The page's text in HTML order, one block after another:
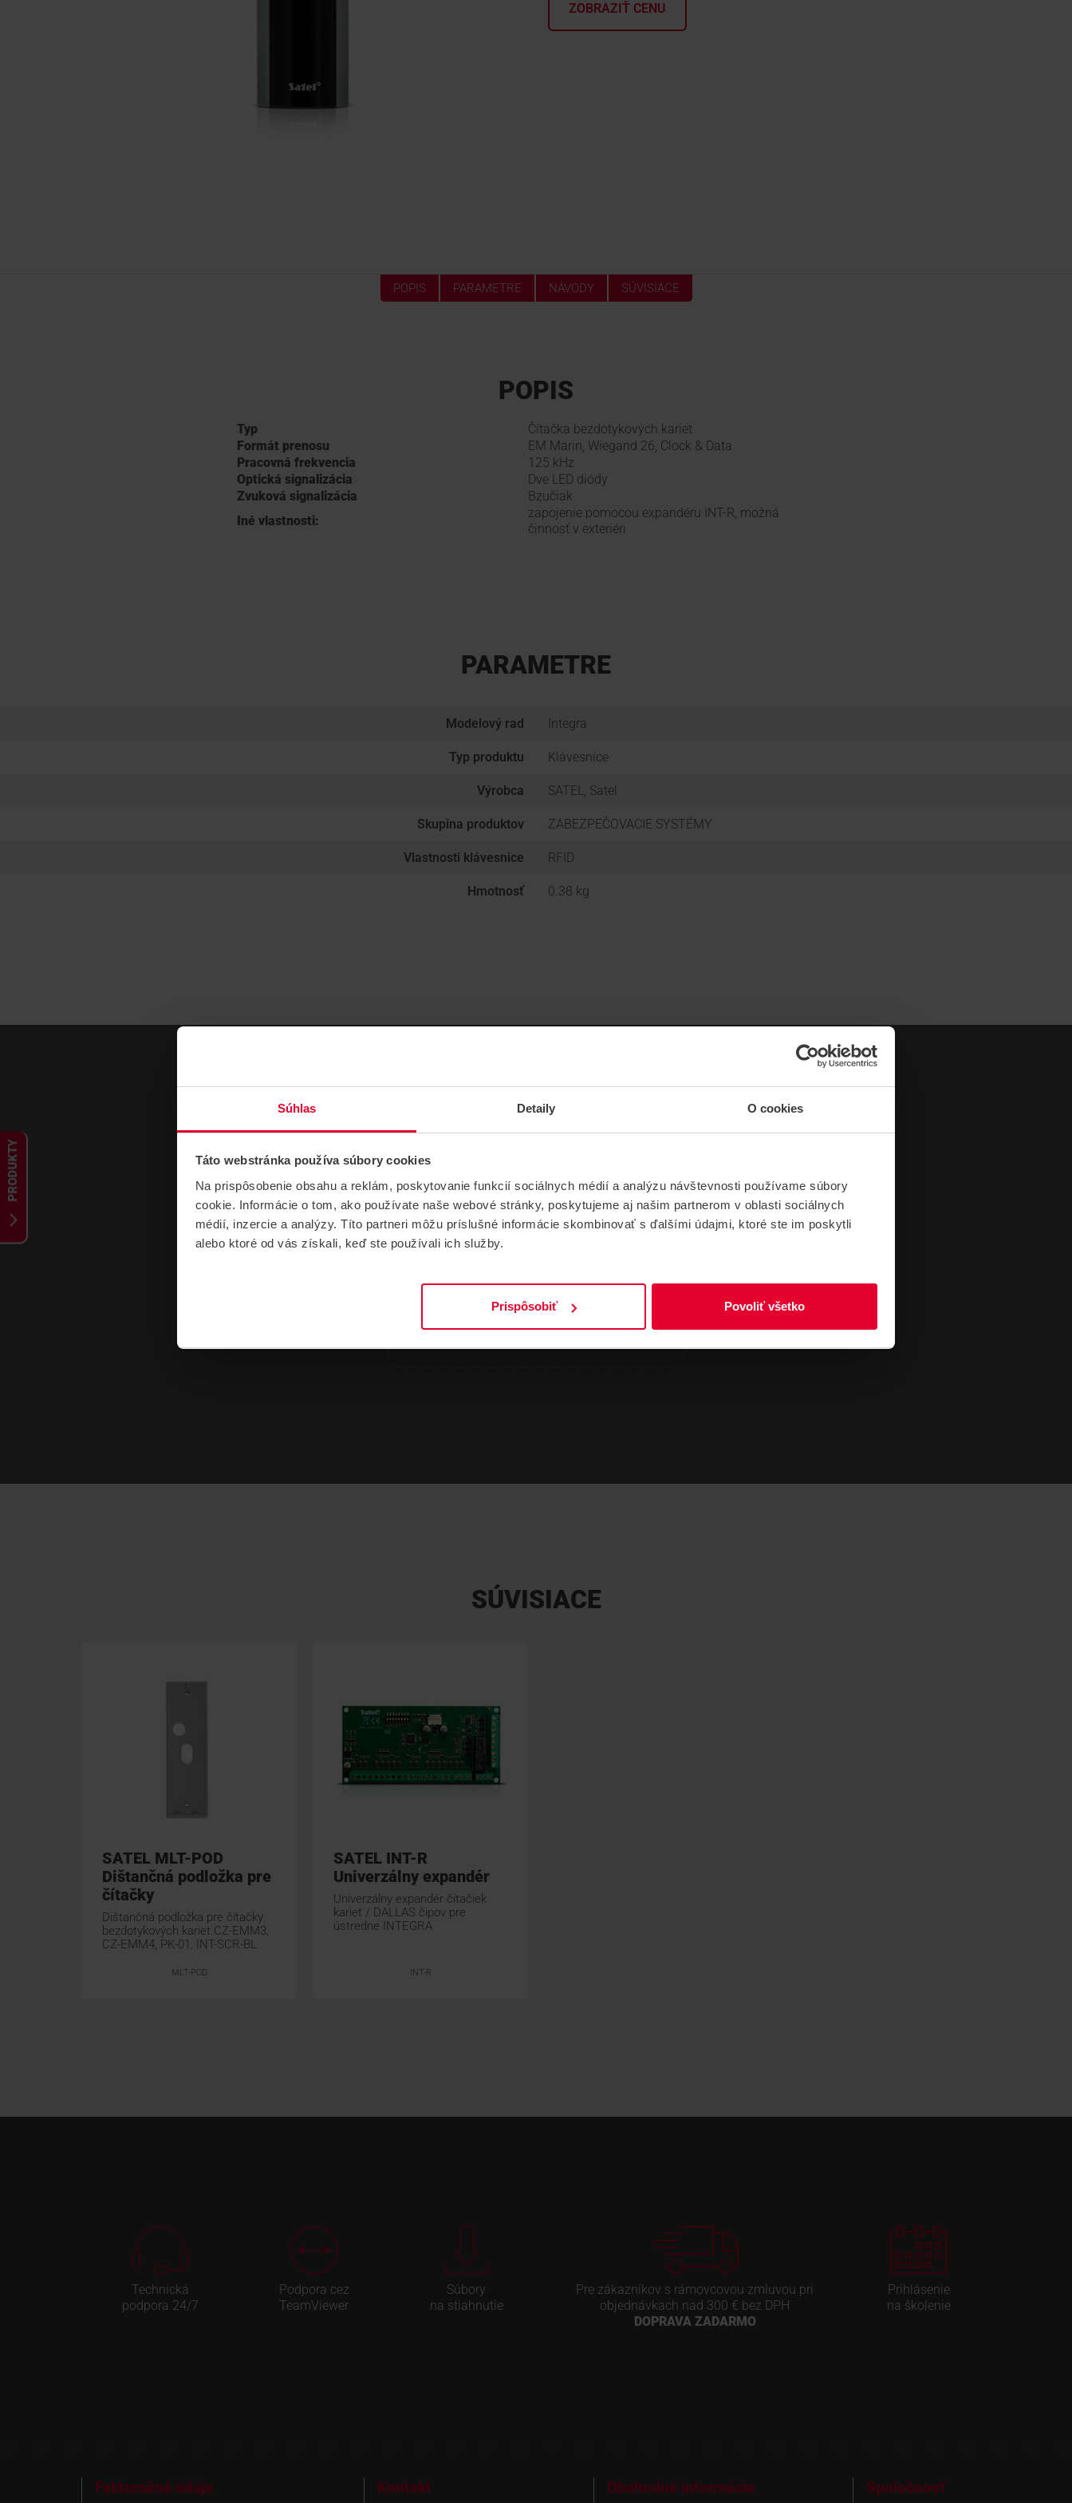
Súhlas Detaily O cookies
Táto webstránka používa súbory cookies
Na prispôsobenie obsahu a reklám, poskytovanie funkcií sociálnych médií a analýzu návštevnosti používame súbory
cookie. Informácie o tom, ako používate naše webové stránky, poskytujeme aj našim partnerom v oblasti sociálnych
médií, inzercie a analýzy. Títo partneri môžu príslušné informácie skombinovať s ďalšími údajmi, ktoré ste im poskytli
alebo ktoré od vás získali, keď ste používali ich služby.
Prispôsobiť Povoliť všetko
PRODUKTY
ZOBRAZIŤ CENU
POPIS PARAMETRE NÁVODY SÚVISIACE
POPIS
Typ
Čítačka bezdotykových kariet
Formát prenosu
EM Marin, Wiegand 26, Clock & Data
Pracovná frekvencia
125 kHz
Optická signalizácia
Dve LED diódy
Zvuková signalizácia
Bzučiak
Iné vlastnosti:
zapojenie pomocou expandéru INT-R, možná
činnosť v exteriéri
PARAMETRE
Modelový rad Integra
Typ produktu Klávesnice
Výrobca SATEL, Satel
Skupina produktov ZABEZPEČOVACIE SYSTÉMY
Vlastnosti klávesnice RFID
Hmotnosť 0.38 kg
NÁVODY A PODPORA
SATEL CZ-EMM3 Čítačka bezdotykových k
ariet a príveskov Produktový list
SÚVISIACE
SATEL MLT-POD
Dištančná podložka pre
čítačky
Dištančná podložka pre čítačky
bezdotykových kariet CZ-EMM3,
CZ-EMM4, PK-01, INT-SCR-BL
MLT-POD
SATEL INT-R
Univerzálny expandér
Univerzálny expandér čítačiek
kariet / DALLAS čipov pre
ústredne INTEGRA
INT-R
Technická
podpora 24/7
Podpora cez
TeamViewer
Súbory
na stiahnutie
Pre zákazníkov s rámovcovou zmluvou pri
objednávkach nad 300 € bez DPH
DOPRAVA ZADARMO
Prihlásenie
na školenie
Fakturačné údaje Kontakt Obchodné informácie Spoločnosť